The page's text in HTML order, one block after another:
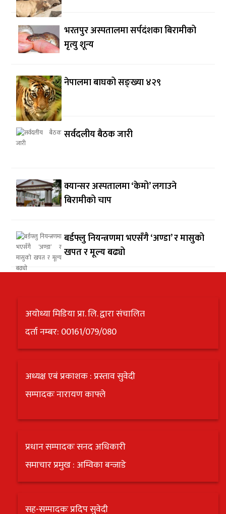
भरतपुर अस्पतालमा सर्पदंशका बिरामीको
मृत्यु शून्य
नेपालमा बाघको सङ्ख्या ४२९
सर्वदलीय बैठक जारी
क्यान्सर अस्पतालमा ‘केमो’ लगाउने
बिरामीको चाप
बर्डफ्लु नियन्त्रणमा भएसँगै ‘अण्डा’ र मासुको
खपत र मूल्य बढ्यो
अयोध्या मिडिया प्रा. लि. द्वारा संचालित
दर्ता नम्बर: 00161/079/080
अध्यक्ष एबं प्रकाशक : प्रस्ताव सुवेदी
सम्पादकः नारायण काफ्ले
प्रधान सम्पादकः सनद अधिकारी
समाचार प्रमुख : अम्विका बन्जाडे
सह-सम्पादकः प्रदिप सुवेदी